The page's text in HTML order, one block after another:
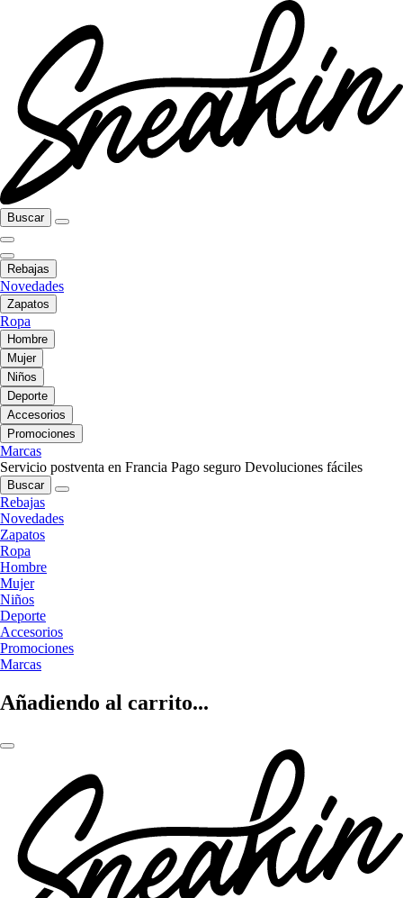
Buscar
Rebajas
Novedades
Zapatos
Ropa
Hombre
Mujer
Niños
Deporte
Accesorios
Promociones
Marcas
Servicio postventa en Francia Pago seguro Devoluciones fáciles
Buscar
Rebajas
Novedades
Zapatos
Ropa
Hombre
Mujer
Niños
Deporte
Accesorios
Promociones
Marcas
Añadiendo al carrito...